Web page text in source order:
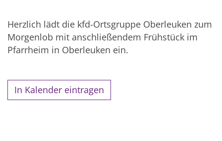
Herzlich lädt die kfd-Ortsgruppe Oberleuken zum
Morgenlob mit anschließendem Frühstück im
Pfarrheim in Oberleuken ein.
In Kalender eintragen